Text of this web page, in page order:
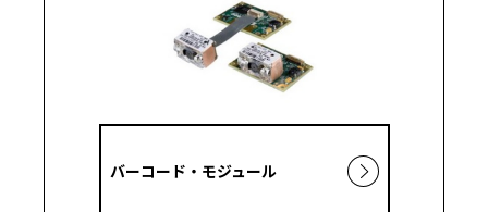
バーコード・モジュール